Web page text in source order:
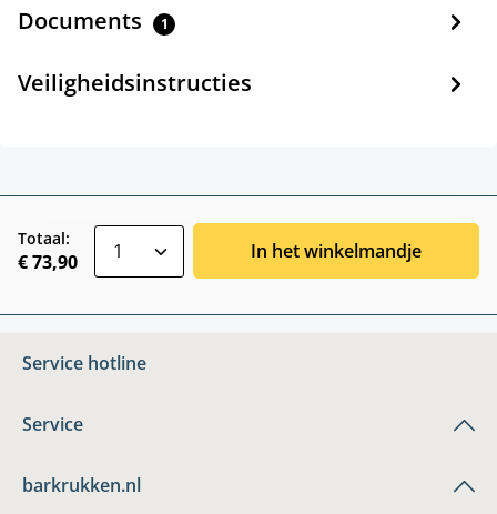
Documents 1
Veiligheidsinstructies
Totaal:
€ 73,90 In het winkelmandje
Service hotline
Service
barkrukken.nl